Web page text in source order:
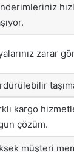
zarar
kargo
çözüm.
müşteri